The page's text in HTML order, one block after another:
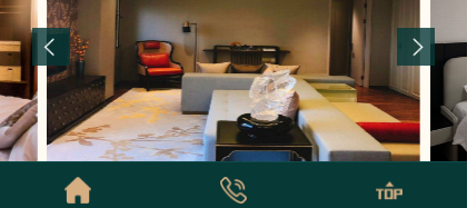
方恒·[東迎坊服务式公寓 ] 15000/